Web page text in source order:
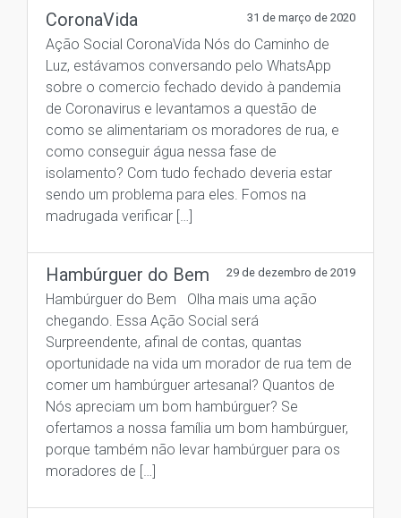
CoronaVida 31 de março de 2020
Ação Social CoronaVida Nós do Caminho de
Luz, estávamos conversando pelo WhatsApp
sobre o comercio fechado devido à pandemia
de Coronavirus e levantamos a questão de
como se alimentariam os moradores de rua, e
como conseguir água nessa fase de
isolamento? Com tudo fechado deveria estar
sendo um problema para eles. Fomos na
madrugada verificar […]
Hambúrguer do Bem 29 de dezembro de 2019
Hambúrguer do Bem Olha mais uma ação
chegando. Essa Ação Social será
Surpreendente, afinal de contas, quantas
oportunidade na vida um morador de rua tem de
comer um hambúrguer artesanal? Quantos de
Nós apreciam um bom hambúrguer? Se
ofertamos a nossa família um bom hambúrguer,
porque também não levar hambúrguer para os
moradores de […]